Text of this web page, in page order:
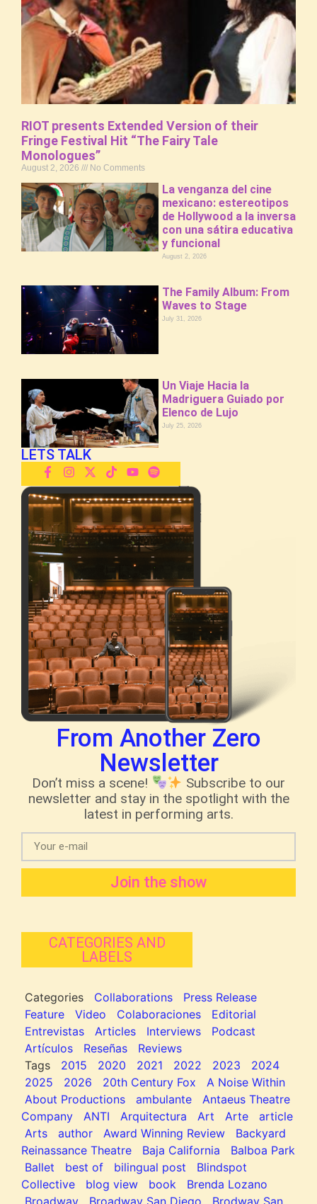
RIOT presents Extended Version of their
Fringe Festival Hit “The Fairy Tale
Monologues”
August 2, 2026 No Comments
La venganza del cine
mexicano: estereotipos
de Hollywood a la inversa
con una sátira educativa
y funcional
August 2, 2026
The Family Album: From
Waves to Stage
July 31, 2026
Un Viaje Hacia la
Madriguera Guiado por
Elenco de Lujo
July 25, 2026
LETS TALK
From Another Zero
Newsletter
Don’t miss a scene!
Subscribe to our
newsletter and stay in the spotlight with the
latest in performing arts.
Join the show
CATEGORIES AND
LABELS
Categories Collaborations
Press Release
Feature
Video Colaboraciones
Editorial
Entrevistas
Articles Interviews
Podcast
Artículos
Reseñas
Reviews
Tags
2015 2020 2021 2022 2023
2024
2025
2026 20th Century Fox
A Noise Within
About Productions
ambulante
Antaeus Theatre
Company
ANTI Arquitectura Art Arte
article
Arts
author Award Winning Review
Backyard
Reinassance Theatre
Baja California
Balboa Park
Ballet
best of bilingual post
Blindspot
Collective
blog view book
Brenda Lozano